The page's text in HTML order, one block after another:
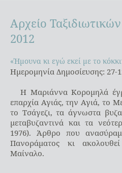
Αρχείο Ταξιδιωτικών
2012
«Ήμουνα κι εγώ εκεί με το
«Ήμουνα κι εγώ εκεί με το
Ημερομηνία Δημοσίευσης: 27-
Η Μαριάννα Κορομηλά
επαρχία Αγιάς, την Αγιά, το
το Τσάγεζι, τα άγνωστα
μεταβυζαντινά και τα
1976). Άρθρο που
Πανοράματος κι
Μαίναλο.